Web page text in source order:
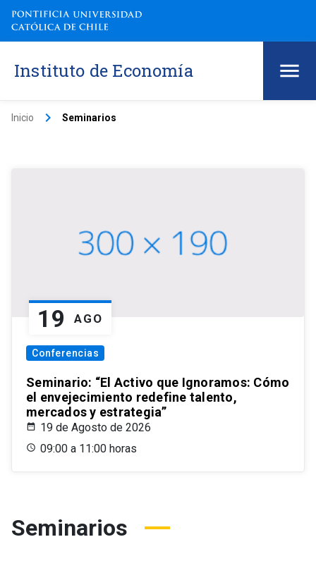
Instituto de Economía
Inicio keyboard_arrow_right Seminarios
19 AGO
Conferencias
Seminario: “El Activo que Ignoramos: Cómo
el envejecimiento redefine talento,
mercados y estrategia”
19 de Agosto de 2026
09:00 a 11:00 horas
Seminarios